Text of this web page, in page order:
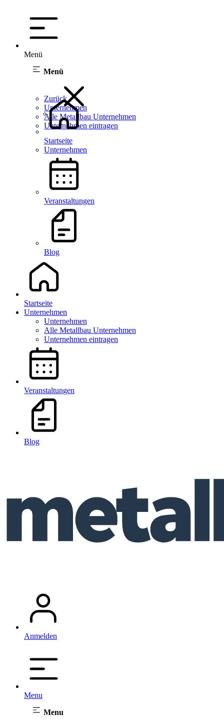
Menü
Menü
Startseite
Unternehmen
Veranstaltungen
Blog
Zurück
Unternehmen
Alle Metallbau Unternehmen
Unternehmen eintragen
Startseite
Unternehmen
Unternehmen
Alle Metallbau Unternehmen
Unternehmen eintragen
Veranstaltungen
Blog
Anmelden
Menu
Menu